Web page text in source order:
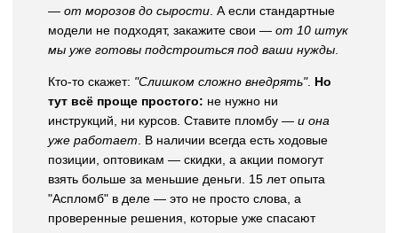
— от морозов до сырости. А если стандартные
модели не подходят, закажите свои — от 10 штук
мы уже готовы подстроиться под ваши нужды.
Кто-то скажет: "Слишком сложно внедрять". Но
тут всё проще простого: не нужно ни
инструкций, ни курсов. Ставите пломбу — и она
уже работает. В наличии всегда есть ходовые
позиции, оптовикам — скидки, а акции помогут
взять больше за меньшие деньги. 15 лет опыта
"Аспломб" в деле — это не просто слова, а
проверенные решения, которые уже спасают